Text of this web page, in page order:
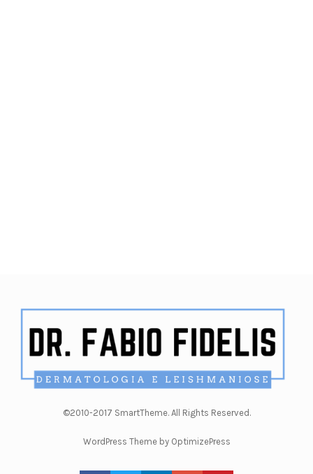
©2010-2017 SmartTheme. All Rights Reserved.
WordPress Theme by OptimizePress